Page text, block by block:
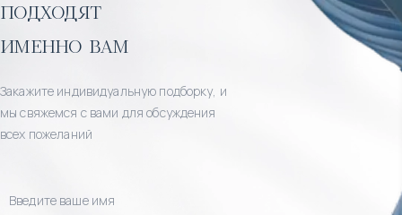
подходят
именно вам
Закажите индивидуальную подборку, и
мы свяжемся с вами для обсуждения
всех пожеланий